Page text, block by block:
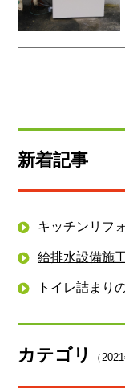
新着記事
キッチンリフ
給排水設備施
トイレ詰まり
カテゴリ （